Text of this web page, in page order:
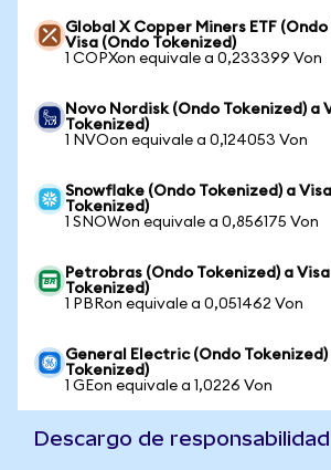
Global X Copper Miners ETF
Visa (Ondo Tokenized)
1 COPXon equivale a 0,233399 Von
Novo Nordisk (Ondo Tokenized) a
Tokenized)
1 NVOon equivale a 0,124053 Von
Snowflake (Ondo Tokenized) a
Tokenized)
1 SNOWon equivale a 0,856175 Von
Petrobras (Ondo Tokenized) a
Tokenized)
1 PBRon equivale a 0,051462 Von
General Electric (Ondo Tokenized)
Tokenized)
1 GEon equivale a 1,0226 Von
Descargo de responsabilidad